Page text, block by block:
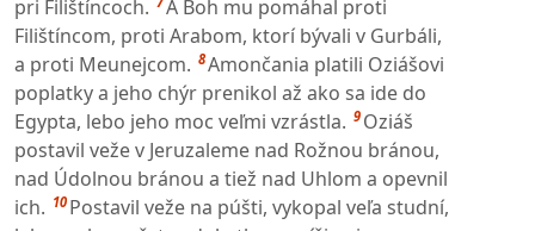
pri Filištíncoch.
A Boh mu pomáhal proti
Filištíncom, proti Arabom, ktorí bývali v Gurbáli,
a proti Meunejcom. 8Amončania platili Oziášovi
poplatky a jeho chýr prenikol až ako sa ide do
Egypta, lebo jeho moc veľmi vzrástla. 9 Oziáš
postavil veže v Jeruzaleme nad Rožnou bránou,
nad Údolnou bránou a tiež nad Uhlom a opevnil
ich. 10 Postavil veže na púšti, vykopal veľa studní,